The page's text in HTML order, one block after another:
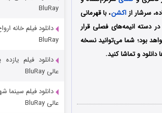
سرشار ازاکشن، با قهرمانی
دسته انیمه‌های فصلی قرار
بود؛ شما می‌توانید نسخه
و تماشا کنید.
خاندان
BluRay
دانلود فیلم خانه
BluRay
دانلود فیلم
عالی BluRay
دانلود فیلم سینما
عالی BluRay